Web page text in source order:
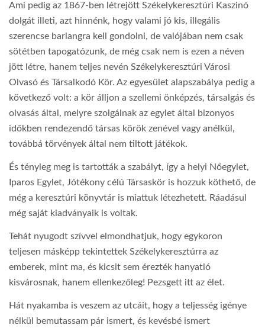
Ami pedig az 1867-ben létrejött Székelykeresztúri Kaszinó
dolgát illeti, azt hinnénk, hogy valami jó kis, illegális
szerencse barlangra kell gondolni, de valójában nem csak
sötétben tapogatózunk, de még csak nem is ezen a néven
jött létre, hanem teljes nevén Székelykeresztúri Városi
Olvasó és Társalkodó Kör. Az egyesület alapszabálya pedig a
következő volt: a kör álljon a szellemi önképzés, társalgás és
olvasás által, melyre szolgálnak az egylet által bizonyos
időkben rendezendő társas körök zenével vagy anélkül,
továbbá törvények által nem tiltott játékok.
És tényleg meg is tartották a szabályt, így a helyi Nőegylet,
Iparos Egylet, Jótékony célú Társaskör is hozzuk köthető, de
még a keresztúri könyvtár is miattuk létezhetett. Ráadásul
még saját kiadványaik is voltak.
Tehát nyugodt szívvel elmondhatjuk, hogy egykoron
teljesen másképp tekintettek Székelykeresztúrra az
emberek, mint ma, és kicsit sem érezték hanyatló
kisvárosnak, hanem ellenkezőleg! Pezsgett itt az élet.
Hát nyakamba is veszem az utcáit, hogy a teljesség igénye
nélkül bemutassam pár ismert, és kevésbé ismert